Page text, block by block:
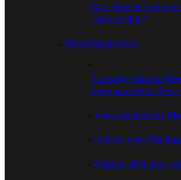
Das Hamsterrad
schwer fällt?
Reise-Inspiration
5 unvergessliche
Lateinamerika-Reise
Vom Zauber des
Follow your
Warum dich das